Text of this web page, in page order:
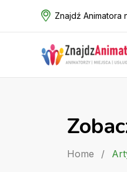
Znajdź Animatora
Home /